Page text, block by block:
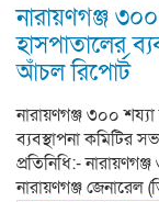
নারায়ণগঞ্জ ৩০০
হাসপাতালের
আঁচল রিপোর্ট
নারায়ণগঞ্জ ৩০০ শয্যা
ব্যবস্থাপনা কমিটির
প্রতিনিধি:-
নারায়ণগঞ্জ জেনারেল